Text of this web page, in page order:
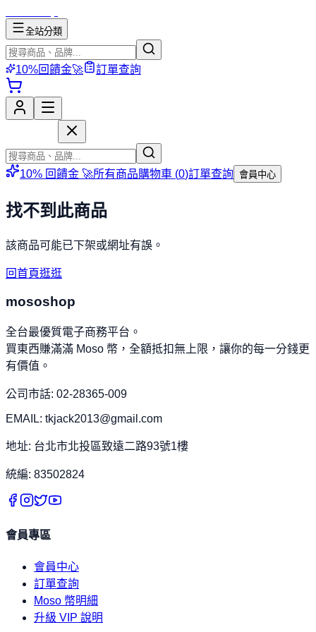
全站分類
10%回饋金🚀 訂單查詢
10% 回饋金 🚀所有商品購物車 (0)訂單查詢 會員中心
找不到此商品
該商品可能已下架或網址有誤。
回首頁逛逛
mososhop
全台最優質電子商務平台。
買東西賺滿滿 Moso 幣，全額抵扣無上限，讓你的每一分錢更
有價值。
公司市話: 02-28365-009
EMAIL: tkjack2013@gmail.com
地址: 台北市北投區致遠二路93號1樓
統編: 83502824
會員專區
會員中心
訂單查詢
Moso 幣明細
升級 VIP 說明